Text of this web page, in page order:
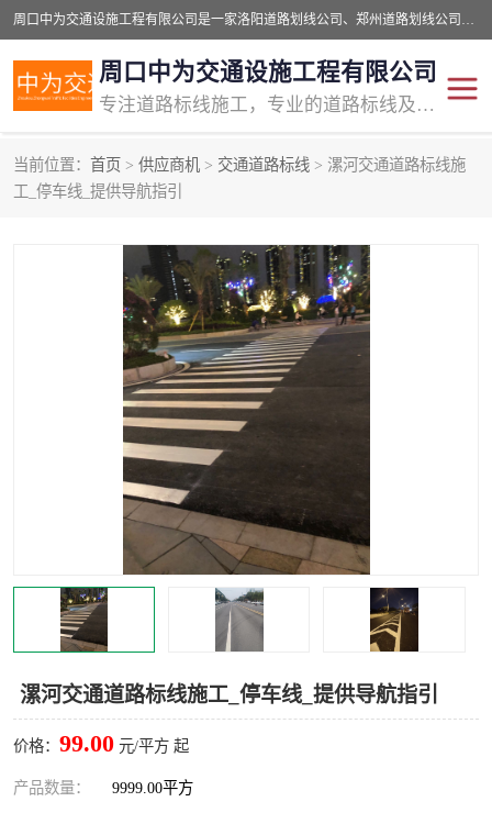
周口中为交通设施工程有限公司是一家洛阳道路划线公司、郑州道路划线公司、平顶山道路车位划线公司、开封车位划线公司、许昌道路车位划线公司、漯河道路车位划线公司，公司始终坚持“诚信、匠心、专注”的宗旨；我们的经营理念是：的服务。
周口中为交通设施工程有限公司
专注道路标线施工，专业的道路标线及交通设施施工服务商!
当前位置： 首页 > 供应商机 > 交通道路标线 > 漯河交通道路标线施
工_停车线_提供导航指引
漯河交通道路标线施工_停车线_提供导航指引
价格： 99.00 元/平方 起
产品数量： 9999.00平方
交通道路标线
道路标线划线 马路标线
道路划线